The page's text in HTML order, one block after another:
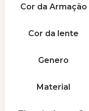
Cor da Armação
Cor da lente
Genero
Material